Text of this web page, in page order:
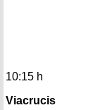
10:15 h
Viacrucis